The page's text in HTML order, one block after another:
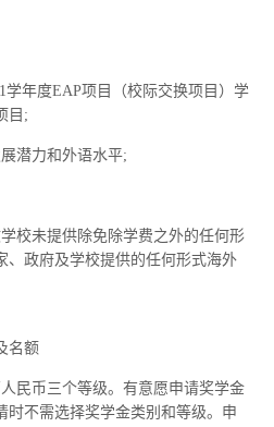
学年度EAP项目（校际交换项目）学
目;
潜力和外语水平;
校未提供除免除学费之外的任何形
、政府及学校提供的任何形式海外
名额
民币三个等级。有意愿申请奖学金
时不需选择奖学金类别和等级。申